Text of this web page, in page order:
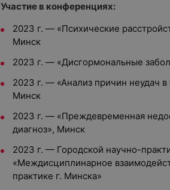
Участие в конференциях:
2023 г. — «Психические
Минск
2023 г. — «Дисгормональные
2023 г. — «Анализ причин неудач в
Минск
2023 г. — «Преждевременная
диагноз», Минск
2023 г. — Городской научно-
«Междисциплинарное
практике г. Минска»